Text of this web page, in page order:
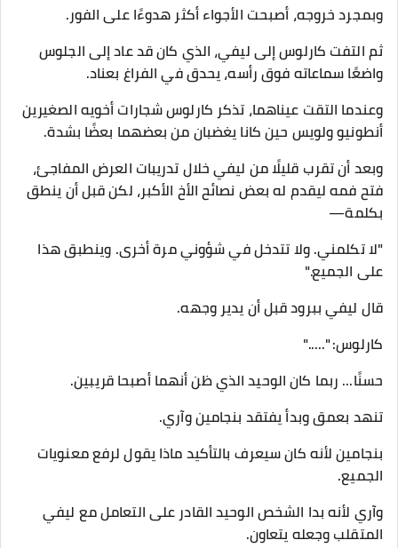
وبمجرد خروجه، أصبحت الأجواء أكثر هدوءًا على الفور.
ثم التفت كارلوس إلى ليفي، الذي كان قد عاد إلى الجلوس
واضعًا سماعاته فوق رأسه، يحدق في الفراغ بعناد.
وعندما التقت عيناهما، تذكر كارلوس شجارات أخويه الصغيرين
أنطونيو ولويس حين كانا يغضبان من بعضهما بعضًا بشدة.
وبعد أن تقرب قليلًا من ليفي خلال تدريبات العرض المفاجئ،
فتح فمه ليقدم له بعض نصائح الأخ الأكبر، لكن قبل أن ينطق
بكلمة—
"لا تكلمني. ولا تتدخل في شؤوني مرة أخرى. وينطبق هذا
على الجميع."
قال ليفي ببرود قبل أن يدير وجهه.
كارلوس: "....."
حسنًا... ربما كان الوحيد الذي ظن أنهما أصبحا قريبين.
تنهد بعمق وبدأ يفتقد بنجامين وآري.
بنجامين لأنه كان سيعرف بالتأكيد ماذا يقول لرفع معنويات
الجميع.
وآري لأنه بدا الشخص الوحيد القادر على التعامل مع ليفي
المتقلب وجعله يتعاون.